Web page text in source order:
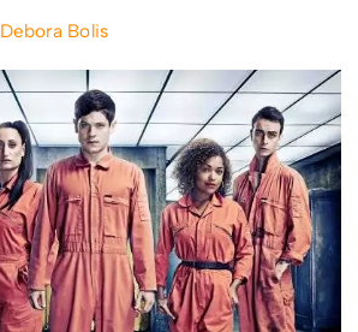
Debora Bolis